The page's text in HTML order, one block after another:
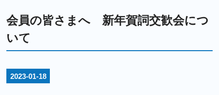
会員の皆さまへ 新年賀詞交歓会につ
いて
2023-01-18